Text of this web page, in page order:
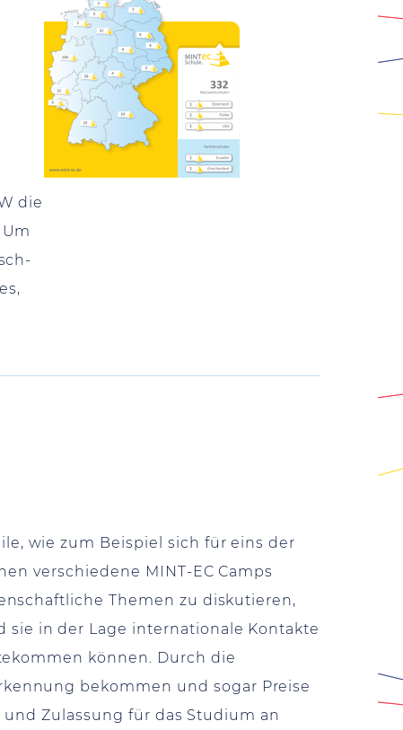
die
wie zum Beispiel sich für eins der
verschiedene MINT-EC Camps
Themen zu diskutieren,
in der Lage internationale Kontakte
können. Durch die
bekommen und sogar Preise
Zulassung für das Studium an